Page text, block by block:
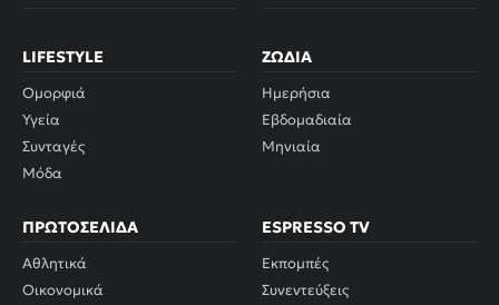
LIFESTYLE
Ομορφιά
Υγεία
Συνταγές
Μόδα
ΖΏΔΙΑ
Ημερήσια
Εβδομαδιαία
Μηνιαία
ΠΡΩΤΟΣΈΛΙΔΑ
Αθλητικά
Οικονομικά
ESPRESSO TV
Εκπομπές
Συνεντεύξεις